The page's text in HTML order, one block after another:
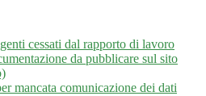
cessati dal rapporto di lavoro
da pubblicare sul sito
mancata comunicazione dei dati